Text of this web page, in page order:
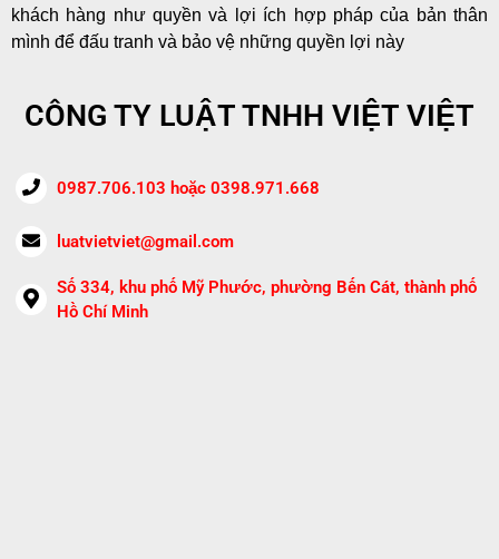
khách hàng như quyền và lợi ích hợp pháp của bản thân
mình để đấu tranh và bảo vệ những quyền lợi này
CÔNG TY LUẬT TNHH VIỆT VIỆT
0987.706.103 hoặc 0398.971.668
luatvietviet@gmail.com
Số 334, khu phố Mỹ Phước, phường Bến Cát, thành phố
Hồ Chí Minh